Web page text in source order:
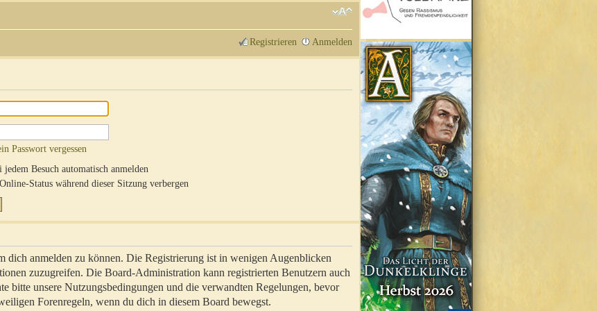
Registrieren Anmelden
Passwort vergessen
Besuch automatisch anmelden
Status während dieser Sitzung verbergen
dich anmelden zu können. Die Registrierung ist in wenigen Augenblicken
zuzugreifen. Die Board-Administration kann registrierten Benutzern auch
bitte unsere Nutzungsbedingungen und die verwandten Regelungen, bevor
Forenregeln, wenn du dich in diesem Board bewegst.